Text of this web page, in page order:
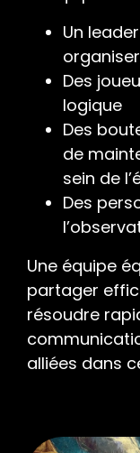
Un
Des
logique
Des
de
sein de
Des
Une équipe
partager
résoudre
alliées dans